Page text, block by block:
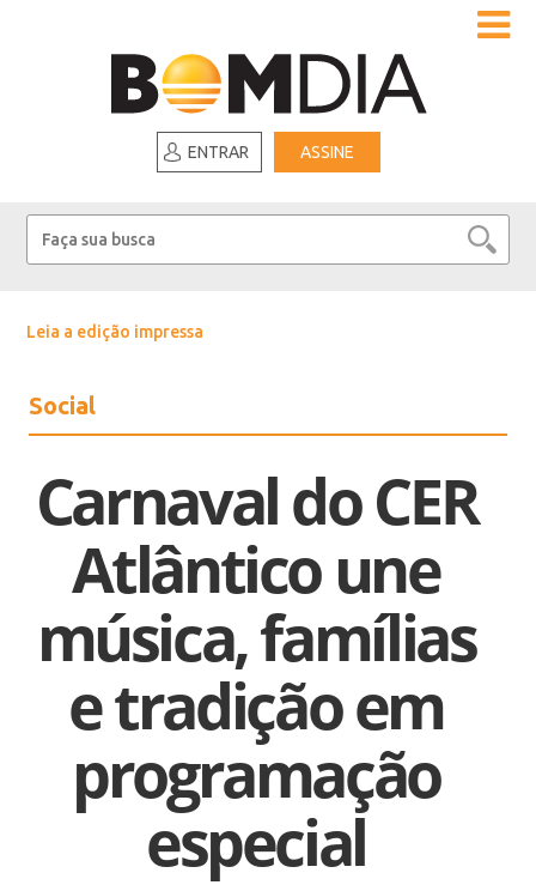
ENTRAR ASSINE
Leia a edição impressa
Social
Carnaval do CER
Atlântico une
música, famílias
e tradição em
programação
especial